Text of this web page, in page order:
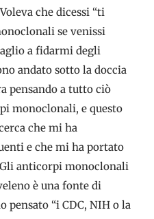
che dicessi “ti
se venissi
a fidarmi degli
andato sotto la doccia
pensando a tutto ciò
monoclonali, e questo
che mi ha
e che mi ha portato
anticorpi monoclonali
è una fonte di
“i CDC, NIH o la